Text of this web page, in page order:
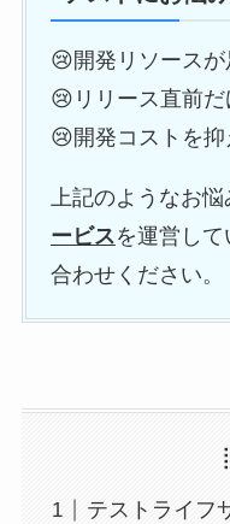
😢開発リソース
😢リリース直前
😢開発コストを抑
上記のようなお悩
ービスを運営し
合わせください。
テストライフ